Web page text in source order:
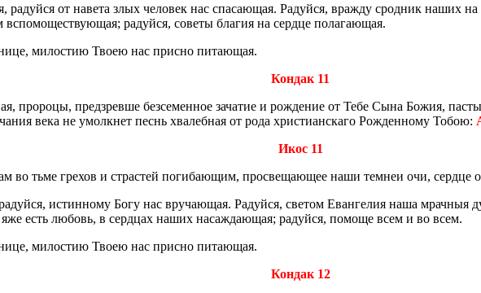
ра­дуй­ся от на­ве­та злых че­ло­век нас спа­са­ю­щая. Ра­дуй­ся, враж­ду срод­ник
ра­дуй­ся, со­ве­ты бла­гия на серд­це по­ла­га­ю­щая.
ми­ло­стию Твоею нас прис­но пи­та­ю­щая.
Кондак 11
про­ро­цы, пред­зрев­ше без­се­мен­ное за­ча­тие и рож­де­ние от Тебе Сына Божия,
века не умолк­нет песнь хва­леб­ная от рода хри­сти­ан­ска­го Рож­ден­но­му Тобою:
Икос 11
во тьме гре­хов и стра­стей по­ги­ба­ю­щим, про­све­ща­ю­щее наши тем­неи очи,
ис­тин­но­му Богу нас вру­ча­ю­щая. Ра­дуй­ся, све­том Еван­ге­лия наша мрач­ныя
есть лю­бовь, в серд­цах наших на­саж­да­ю­щая; ра­дуй­ся, по­мо­ще всем и во всем.
ми­ло­стию Твоею нас прис­но пи­та­ю­щая.
Кондак 12